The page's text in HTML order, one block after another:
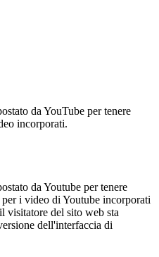
da YouTube per tenere
incorporati.
da Youtube per tenere
i video di Youtube incorporati
visitatore del sito web sta
dell'interfaccia di